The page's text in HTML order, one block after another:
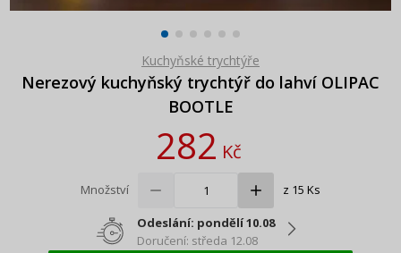
Kuchyňské trychtýře
Nerezový kuchyňský trychtýř do lahví OLIPAC
BOOTLE
282Kč
Množství z 15 Ks
Odeslání: pondělí 10.08
Doručení: středa 12.08